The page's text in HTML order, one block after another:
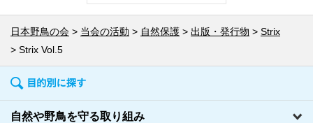
日本野鳥の会 当会の活動 自然保護 出版・発行物
Strix
Strix Vol.5
自然や野鳥を守る取り組み